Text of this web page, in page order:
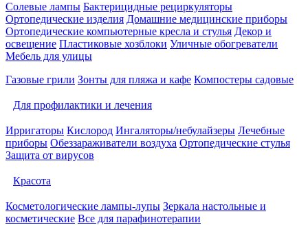
Солевые лампы Бактерицидные рециркуляторы
Ортопедические изделия Домашние медицинские приборы
Ортопедические компьютерные кресла и стулья Декор и
освещение Пластиковые хозблоки Уличные обогреватели
Мебель для улицы
Газовые грили Зонты для пляжа и кафе Компостеры садовые
Для профилактики и лечения
Ирригаторы Кислород Ингаляторы/небулайзеры Лечебные
приборы Обеззараживатели воздуха Ортопедические стулья
Защита от вирусов
Красота
Косметологические лампы-лупы Зеркала настольные и
косметические Все для парафинотерапии